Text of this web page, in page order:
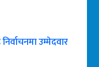
उम्मेदवार